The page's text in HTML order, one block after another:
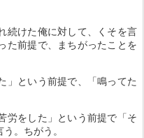
続けた俺に対して、くそを言
た前提で、まちがったことを
」という前提で、「鳴ってた
労をした」という前提で「そ
。ちがう。